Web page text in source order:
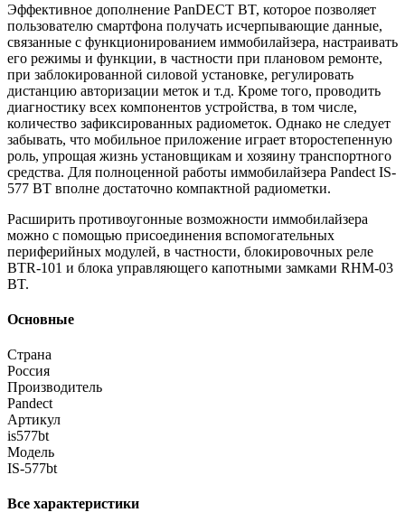
Эффективное дополнение PanDECT BT, которое позволяет
пользователю смартфона получать исчерпывающие данные,
связанные с функционированием иммобилайзера, настраивать
его режимы и функции, в частности при плановом ремонте,
при заблокированной силовой установке, регулировать
дистанцию авторизации меток и т.д. Кроме того, проводить
диагностику всех компонентов устройства, в том числе,
количество зафиксированных радиометок. Однако не следует
забывать, что мобильное приложение играет второстепенную
роль, упрощая жизнь установщикам и хозяину транспортного
средства. Для полноценной работы иммобилайзера Pandect IS-
577 BT вполне достаточно компактной радиометки.
Расширить противоугонные возможности иммобилайзера
можно с помощью присоединения вспомогательных
периферийных модулей, в частности, блокировочных реле
BTR-101 и блока управляющего капотными замками RHM-03
BT.
Основные
Страна
Россия
Производитель
Pandect
Артикул
is577bt
Модель
IS-577bt
Все характеристики